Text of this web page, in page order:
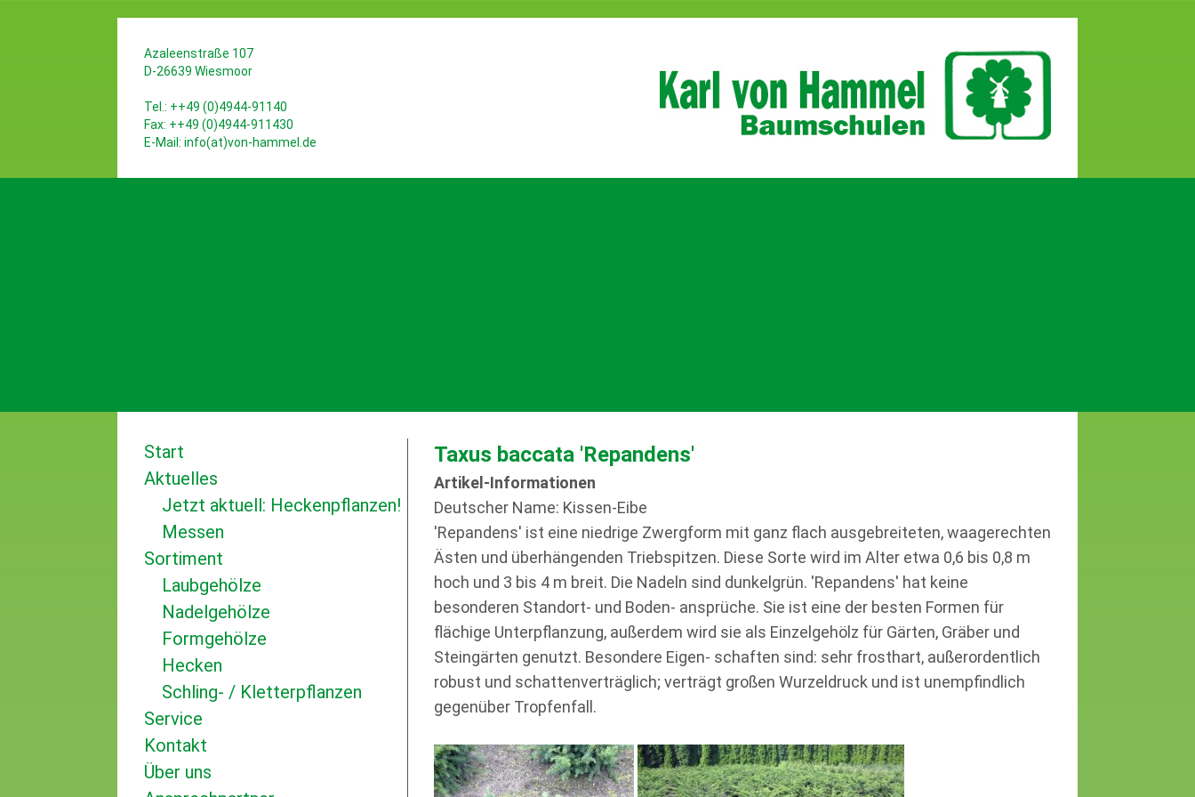
Azaleenstraße 107
D-26639 Wiesmoor
Tel.: ++49 (0)4944-91140
Fax: ++49 (0)4944-911430
E-Mail: info(at)von-hammel.de
Taxus baccata 'Repandens'
Artikel-Informationen
Deutscher Name: Kissen-Eibe
'Repandens' ist eine niedrige Zwergform mit ganz flach ausgebreiteten, waagerechten
Ästen und überhängenden Triebspitzen. Diese Sorte wird im Alter etwa 0,6 bis 0,8 m
hoch und 3 bis 4 m breit. Die Nadeln sind dunkelgrün. 'Repandens' hat keine
besonderen Standort- und Boden- ansprüche. Sie ist eine der besten Formen für
flächige Unterpflanzung, außerdem wird sie als Einzelgehölz für Gärten, Gräber und
Steingärten genutzt. Besondere Eigen- schaften sind: sehr frosthart, außerordentlich
robust und schattenverträglich; verträgt großen Wurzeldruck und ist unempfindlich
gegenüber Tropfenfall.
Start
Aktuelles
Jetzt aktuell: Heckenpflanzen!
Messen
Sortiment
Laubgehölze
Nadelgehölze
Formgehölze
Hecken
Schling- / Kletterpflanzen
Service
Kontakt
Über uns